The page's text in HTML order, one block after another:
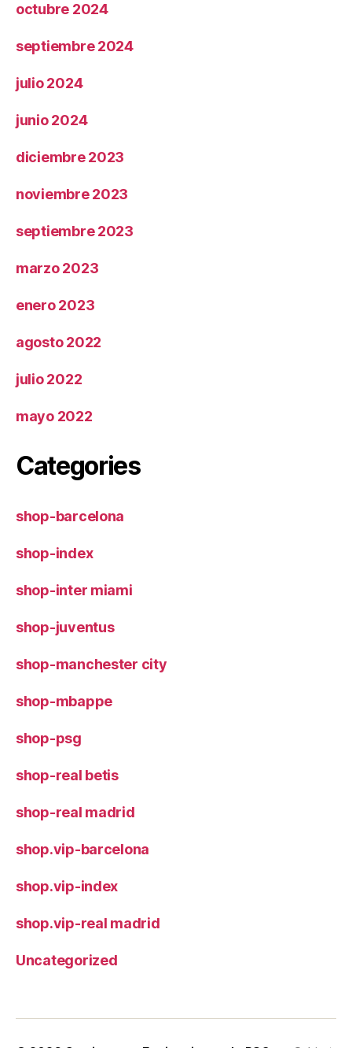
octubre 2024
septiembre 2024
julio 2024
junio 2024
diciembre 2023
noviembre 2023
septiembre 2023
marzo 2023
enero 2023
agosto 2022
julio 2022
mayo 2022
Categories
shop-barcelona
shop-index
shop-inter miami
shop-juventus
shop-manchester city
shop-mbappe
shop-psg
shop-real betis
shop-real madrid
shop.vip-barcelona
shop.vip-index
shop.vip-real madrid
Uncategorized